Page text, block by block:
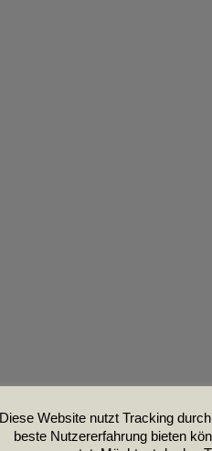
Diese Website nutzt Tracking
beste Nutzererfahrung bieten